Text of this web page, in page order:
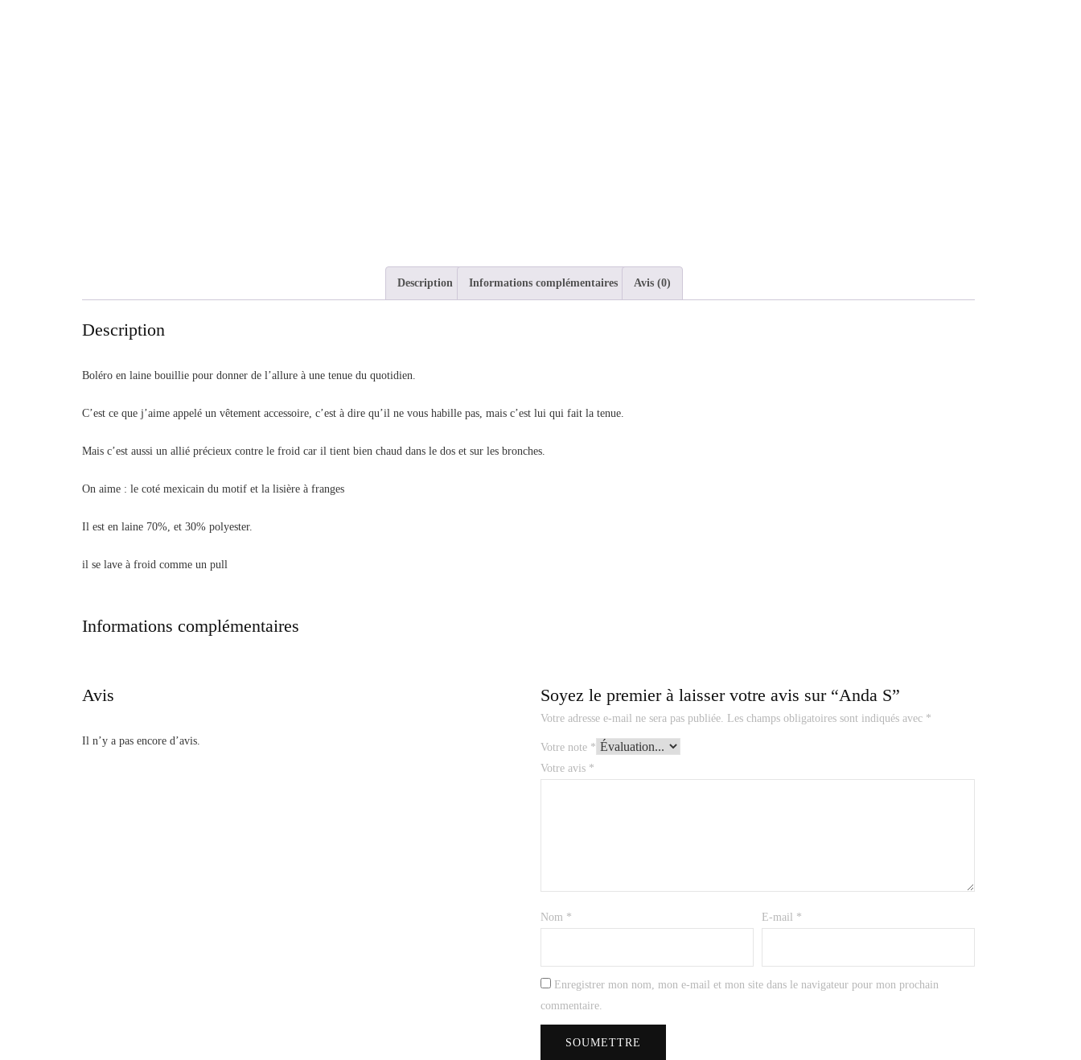
Description Informations complémentaires Avis (0)
Description
Boléro en laine bouillie pour donner de l’allure à une tenue du quotidien.
C’est ce que j’aime appelé un vêtement accessoire, c’est à dire qu’il ne vous habille pas, mais c’est lui qui fait la tenue.
Mais c’est aussi un allié précieux contre le froid car il tient bien chaud dans le dos et sur les bronches.
On aime : le coté mexicain du motif et la lisière à franges
Il est en laine 70%, et 30% polyester.
il se lave à froid comme un pull
Informations complémentaires
Avis
Il n’y a pas encore d’avis.
Soyez le premier à laisser votre avis sur “Anda S”
Votre adresse e-mail ne sera pas publiée. Les champs obligatoires sont indiqués avec *
Votre note *
Votre avis *
Nom * E-mail *
Enregistrer mon nom, mon e-mail et mon site dans le navigateur pour mon prochain
commentaire.